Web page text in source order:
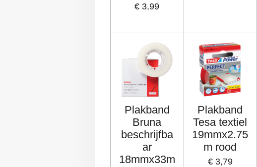
€ 3,99
Plakband
Bruna
beschrijfba
ar
18mmx33m
Plakband
Tesa textiel
19mmx2.75
m rood
€ 3,79